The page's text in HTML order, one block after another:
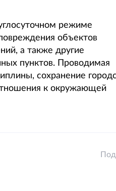
режиме
объектов
а также другие
пунктов. Проводимая
сохранение
к окружающей